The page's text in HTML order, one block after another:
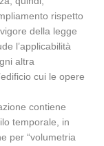
rispetto
della legge
l’applicabilità
altra
cui le opere
contiene
temporale, in
per “volumetria